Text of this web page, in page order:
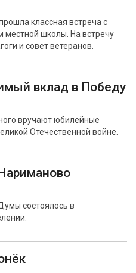
классная встреча с
местной школы. На встречу
и совет ветеранов.
вклад в Победу
вручают юбилейные
Отечественной войне.
состоялось в